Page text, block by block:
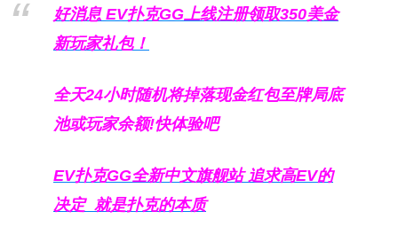
好消息 EV扑克GG上线注册领取350美金
新玩家礼包！
全天24小时随机将掉落现金红包至牌局底
池或玩家余额!快体验吧
EV扑克GG全新中文旗舰站追求高EV的
决定 就是扑克的本质